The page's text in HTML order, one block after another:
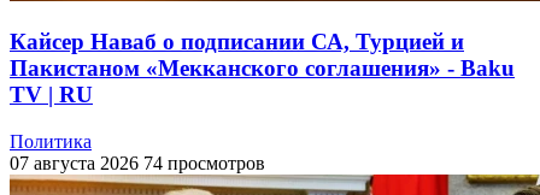
Кайсер Наваб о подписании СА, Турцией и
Пакистаном «Мекканского соглашения» - Baku
TV | RU
Политика
07 августа 2026 74 просмотров